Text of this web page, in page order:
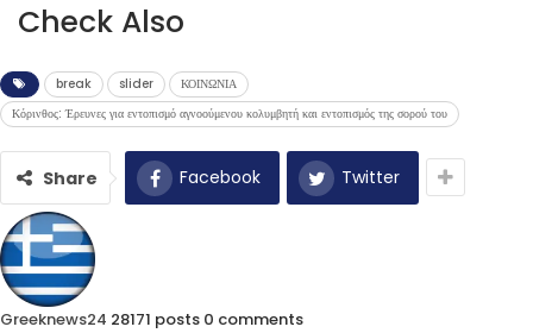
Check Also
break slider
ΚΟΙΝΩΝΙΑ
Κόρινθος: Έρευνες για εντοπισμό αγνοούμενου κολυμβητή και εντοπισμός της σορού του
Share Facebook Twitter
Greeknews24 28171 posts 0 comments